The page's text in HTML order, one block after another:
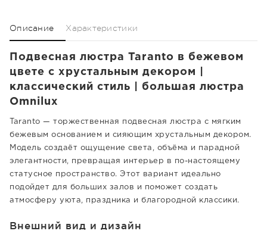
Описание Характеристики
Подвесная люстра Taranto в бежевом
цвете с хрустальным декором |
классический стиль | большая люстра
Omnilux
Taranto — торжественная подвесная люстра с мягким
бежевым основанием и сияющим хрустальным декором.
Модель создаёт ощущение света, объёма и парадной
элегантности, превращая интерьер в по-настоящему
статусное пространство. Этот вариант идеально
подойдет для больших залов и поможет создать
атмосферу уюта, праздника и благородной классики.
Внешний вид и дизайн